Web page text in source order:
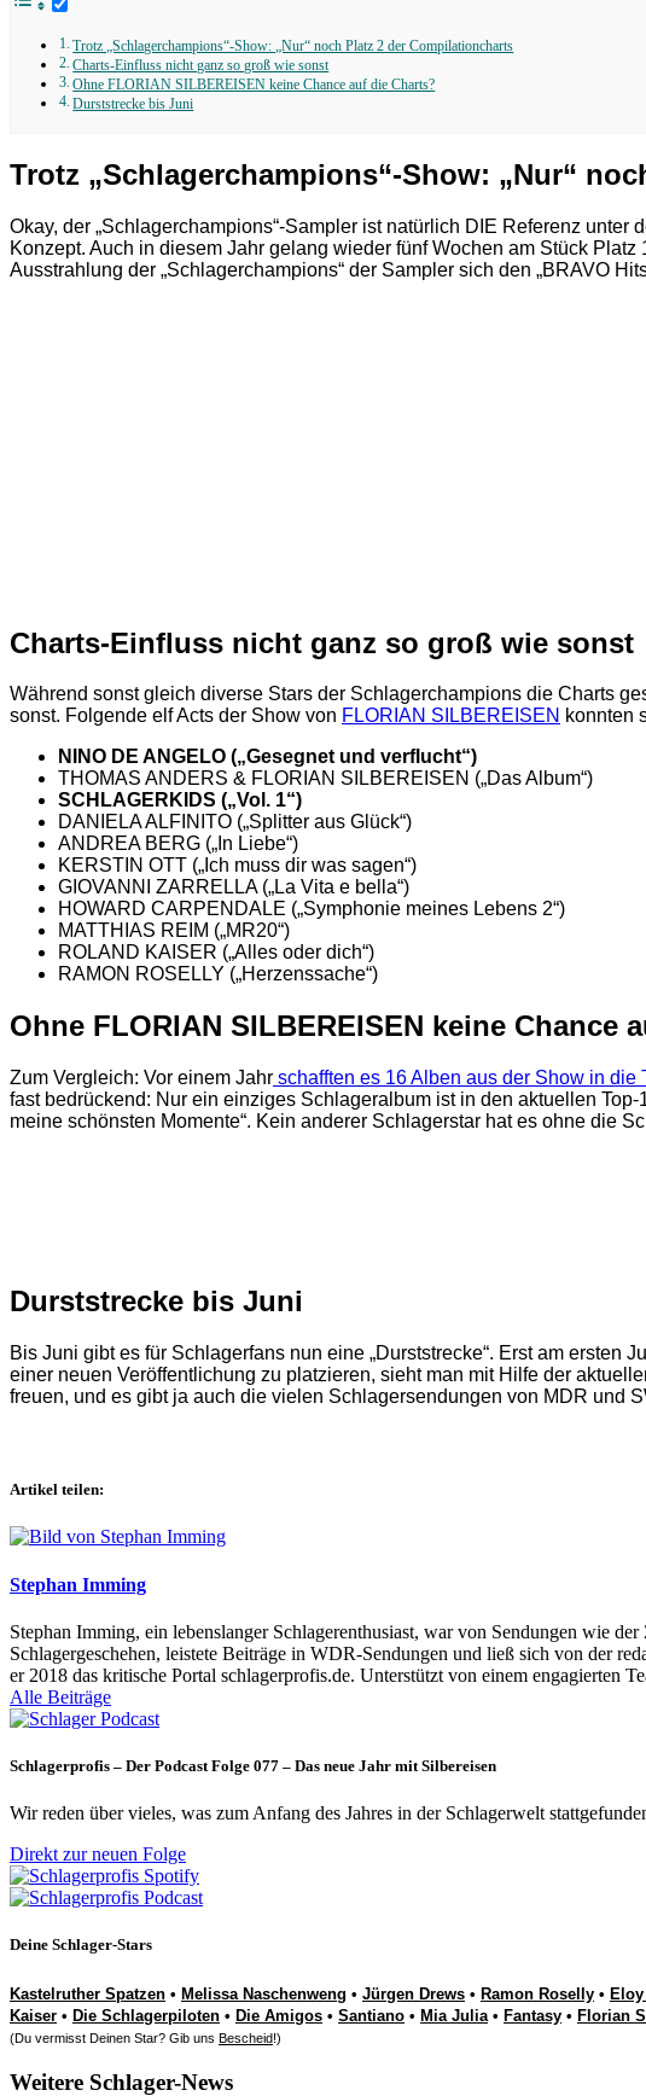
Trotz „Schlagerchampions“-Show: „Nur“ noch Platz 2 der Compilationcharts
Charts-Einfluss nicht ganz so groß wie sonst
Ohne FLORIAN SILBEREISEN keine Chance auf die Charts?
Durststrecke bis Juni
Trotz „Schlagerchampions“-Show: „Nur“
Okay, der „Schlagerchampions“-Sampler ist natürlich DIE Referenz
Konzept. Auch in diesem Jahr gelang wieder fünf Wochen am Stück
Ausstrahlung der „Schlagerchampions“ der Sampler sich den „BRAVO
Charts-Einfluss nicht ganz so groß wie sonst
Während sonst gleich diverse Stars der Schlagerchampions die Charts
sonst. Folgende elf Acts der Show von FLORIAN SILBEREISEN konnten
NINO DE ANGELO („Gesegnet und verflucht“)
THOMAS ANDERS & FLORIAN SILBEREISEN („Das Album“)
SCHLAGERKIDS („Vol. 1“)
DANIELA ALFINITO („Splitter aus Glück“)
ANDREA BERG („In Liebe“)
KERSTIN OTT („Ich muss dir was sagen“)
GIOVANNI ZARRELLA („La Vita e bella“)
HOWARD CARPENDALE („Symphonie meines Lebens 2“)
MATTHIAS REIM („MR20“)
ROLAND KAISER („Alles oder dich“)
RAMON ROSELLY („Herzenssache“)
Ohne FLORIAN SILBEREISEN keine Chance
Zum Vergleich: Vor einem Jahr schafften es 16 Alben aus der Show in die
fast bedrückend: Nur ein einziges Schlageralbum ist in den aktuellen
meine schönsten Momente“. Kein anderer Schlagerstar hat es ohne die
Durststrecke bis Juni
Bis Juni gibt es für Schlagerfans nun eine „Durststrecke“. Erst am ersten
einer neuen Veröffentlichung zu platzieren, sieht man mit Hilfe der
freuen, und es gibt ja auch die vielen Schlagersendungen von MDR und
Artikel teilen:
Stephan Imming
Stephan Imming, ein lebenslanger Schlagerenthusiast, war von Sendungen wie
Schlagergeschehen, leistete Beiträge in WDR-Sendungen und ließ sich von der
er 2018 das kritische Portal schlagerprofis.de. Unterstützt von einem engagierten
Alle Beiträge
Schlagerprofis – Der Podcast Folge 077 – Das neue Jahr mit Silbereisen
Wir reden über vieles, was zum Anfang des Jahres in der Schlagerwelt
Direkt zur neuen Folge
Deine Schlager-Stars
Kastelruther Spatzen • Melissa Naschenweng • Jürgen Drews • Ramon Roselly • Eloy
Kaiser • Die Schlagerpiloten • Die Amigos • Santiano • Mia Julia • Fantasy • Florian
(Du vermisst Deinen Star? Gib uns Bescheid!)
Weitere Schlager-News